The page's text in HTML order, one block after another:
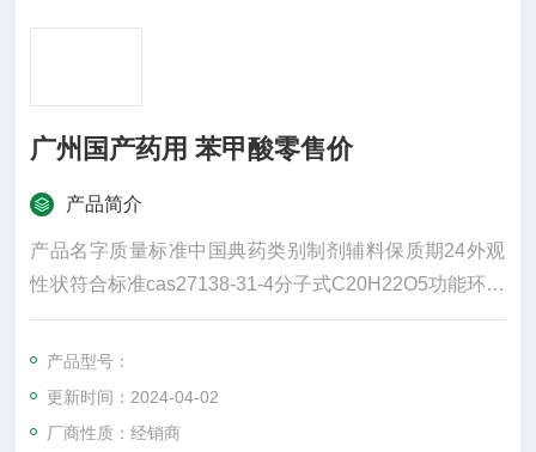
广州国产药用 苯甲酸零售价
产品简介
产品名字质量标准中国典药类别制剂辅料保质期24外观
性状符合标准cas27138-31-4分子式C20H22O5功能环保
增塑剂类型DOA增塑剂含量≥99%可售地全国大多为白色
颗粒，无臭或微带气味，味微甜，有收敛性
产品型号：
更新时间：2024-04-02
厂商性质：经销商